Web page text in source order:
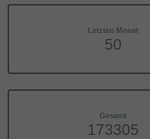
Letzten Monat
50
Gesamt
173305